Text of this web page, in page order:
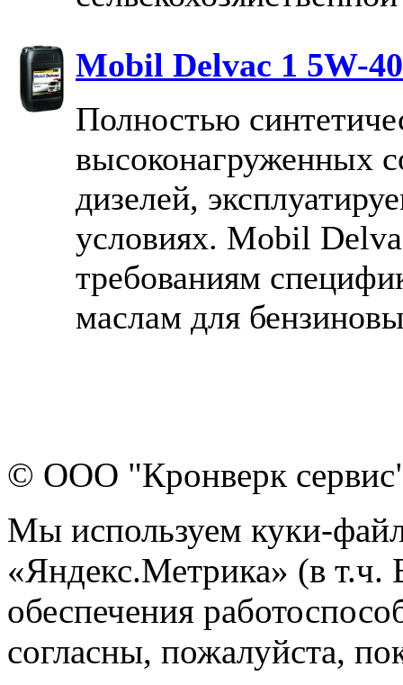
Mobil Delvac 1 5W-40
Полностью
высоконагруженных
дизелей,
условиях. Mobil
требованиям
маслам для
© ООО "Кронверк
Мы используем куки-
«Яндекс.Метрика» (в т.ч.
обеспечения
согласны, пожалуйста,